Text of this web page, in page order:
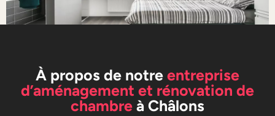
À propos de notre entreprise
d’aménagement et rénovation de
chambre à Châlons